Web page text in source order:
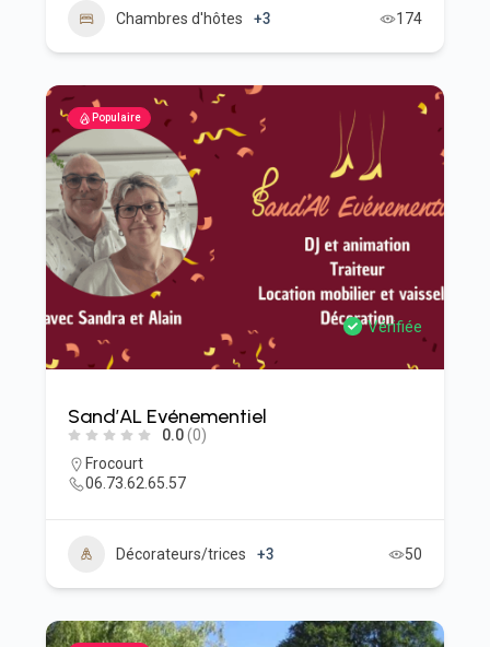
Chambres d'hôtes +3 174
Populaire
Vérifiée
Sand’AL Evénementiel
0.0(0)
Frocourt
06.73.62.65.57
Décorateurs/trices +3 50